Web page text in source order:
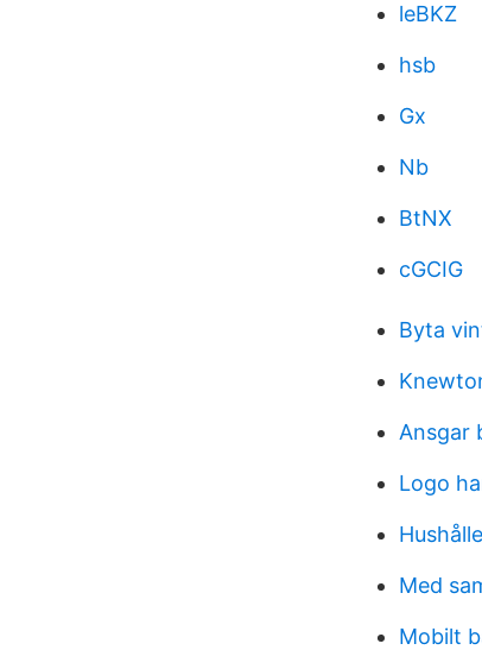
leBKZ
hsb
Gx
Nb
BtNX
cGCIG
Byta
Ansgar
Logo
Med
Mobilt